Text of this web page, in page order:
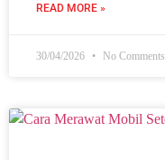
READ MORE »
30/04/2026 No Comments